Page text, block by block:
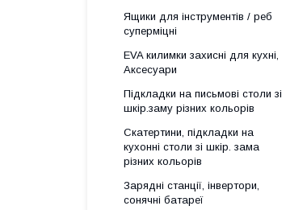
Ящики для інструментів / реб
суперміцні
EVA килимки захисні для кухні,
Аксесуари
Підкладки на письмові столи зі
шкір.заму різних кольорів
Скатертини, підкладки на
кухонні столи зі шкір. зама
різних кольорів
Зарядні станції, інвертори,
сонячні батареї